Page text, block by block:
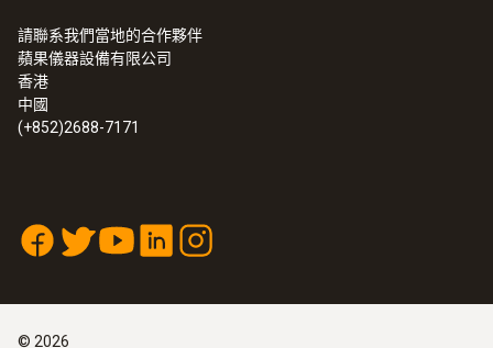
請聯系我們當地的合作夥伴
蘋果儀器設備有限公司
香港
中國
(+852)2688-7171
© 2026